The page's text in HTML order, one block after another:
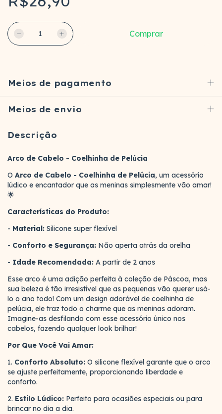
Meios de pagamento
Meios de envio
Descrição
Arco de Cabelo - Coelhinha de Pelúcia
O Arco de Cabelo - Coelhinha de Pelúcia, um acessório
lúdico e encantador que as meninas simplesmente vão amar!
🌟
Características do Produto:
- Material: Silicone super flexível
- Conforto e Segurança: Não aperta atrás da orelha
- Idade Recomendada: A partir de 2 anos
Esse arco é uma adição perfeita à coleção de Páscoa, mas
sua beleza é tão irresistível que as pequenas vão querer usá-
lo o ano todo! Com um design adorável de coelhinha de
pelúcia, ele traz todo o charme que as meninas adoram.
Imagine-as desfilando com esse acessório único nos
cabelos, fazendo qualquer look brilhar!
Por Que Você Vai Amar:
1. Conforto Absoluto: O silicone flexível garante que o arco
se ajuste perfeitamente, proporcionando liberdade e
conforto.
2. Estilo Lúdico: Perfeito para ocasiões especiais ou para
brincar no dia a dia.